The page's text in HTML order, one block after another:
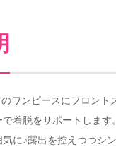
ワンピースにフロン
着脱をサポートしま
に♪露出を控えつつシ